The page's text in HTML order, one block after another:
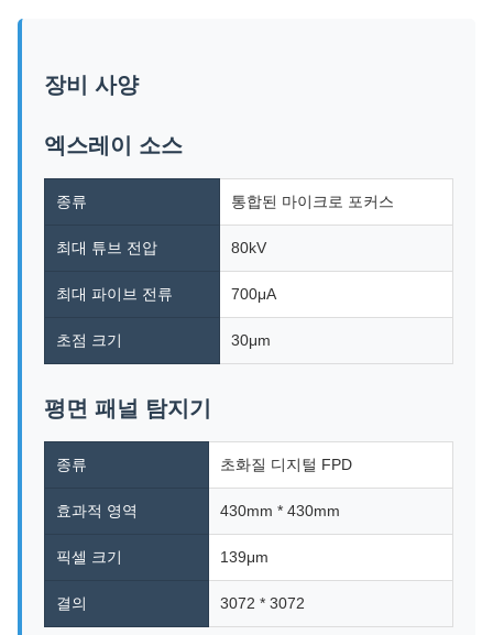
장비 사양
엑스레이 소스
종류 통합된 마이크로 포커스
최대 튜브 전압 80kV
최대 파이브 전류 700μA
초점 크기 30μm
평면 패널 탐지기
종류 초화질 디지털 FPD
효과적 영역 430mm * 430mm
픽셀 크기 139μm
결의 3072 * 3072